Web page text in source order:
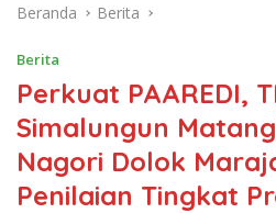
Beranda Berita
Berita
Perkuat PAAREDI,
Simalungun
Nagori Dolok
Penilaian Tingkat